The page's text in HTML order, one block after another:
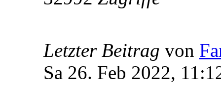
Letzter Beitrag von
Sa 26. Feb 2022,